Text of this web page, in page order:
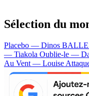
Sélection du
Placebo — Dinos
— Tiakola Oublie-le —
Au Vent — Louise